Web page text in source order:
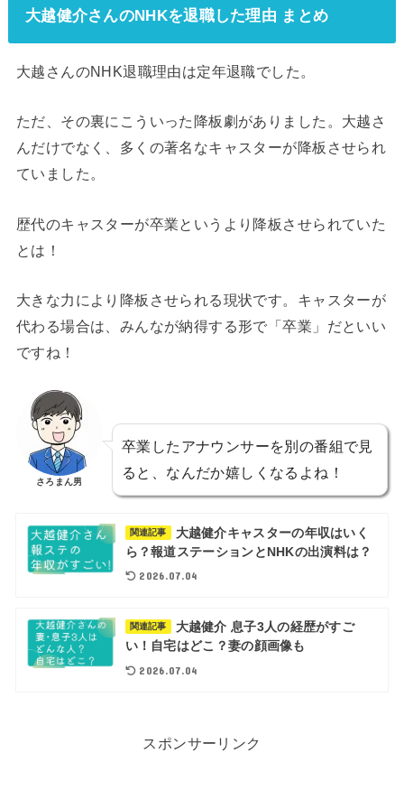
大越健介さんのNHKを退職した理由 まとめ
大越さんのNHK退職理由は定年退職でした。
ただ、その裏にこういった降板劇がありました。大越さ
んだけでなく、多くの著名なキャスターが降板させられ
ていました。
歴代のキャスターが卒業というより降板させられていた
とは！
大きな力により降板させられる現状です。キャスターが
代わる場合は、みんなが納得する形で「卒業」だといい
ですね！
さろまん男
卒業したアナウンサーを別の番組で見
ると、なんだか嬉しくなるよね！
関連記事
大越健介キャスターの年収はいく
ら？報道ステーションとNHKの出演料は？
2026.07.04
関連記事
大越健介 息子3人の経歴がすご
い！自宅はどこ？妻の顔画像も
2026.07.04
スポンサーリンク